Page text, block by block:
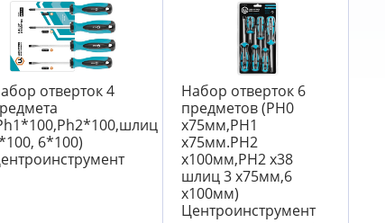
отверток 4
6*100)
Набор отверток 6
предметов (PH0
x75мм,PH1
x75мм.PH2
x100мм,PH2 x38
шлиц 3 x75мм,6
x100мм)
Центроинструмент